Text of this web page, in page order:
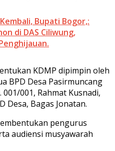
Bupati Bogor,:
di DAS Ciliwung,
KDMP dipimpin oleh
BPD Desa Pasirmuncang
001, Rahmat Kusnadi,
Desa, Bagas Jonatan.
pengurus
audiensi musyawarah